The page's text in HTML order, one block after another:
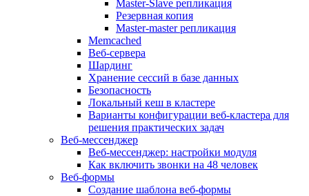
Master-Slave репликация
Резервная копия
Master-master репликация
Memcached
Веб-сервера
Шардинг
Хранение сессий в базе данных
Безопасность
Локальный кеш в кластере
Варианты конфигурации веб-кластера для
решения практических задач
Веб-мессенджер
Веб-мессенджер: настройки модуля
Как включить звонки на 48 человек
Веб-формы
Создание шаблона веб-формы